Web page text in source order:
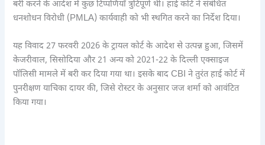
बरी करने के आदेश में कुछ टिप्पणियाँ त्रुटिपूर्ण थीं। हाई कोर्ट ने संबंधित
धनशोधन विरोधी (PMLA) कार्यवाही को भी स्थगित करने का निर्देश दिया।
यह विवाद 27 फरवरी 2026 के ट्रायल कोर्ट के आदेश से उत्पन्न हुआ, जिसमें
केजरीवाल, सिसोदिया और 21 अन्य को 2021-22 के दिल्ली एक्साइज
पॉलिसी मामले में बरी कर दिया गया था। इसके बाद CBI ने तुरंत हाई कोर्ट में
पुनरीक्षण याचिका दायर की, जिसे रोस्टर के अनुसार जज शर्मा को आवंटित
किया गया।